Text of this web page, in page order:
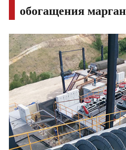
обогащения